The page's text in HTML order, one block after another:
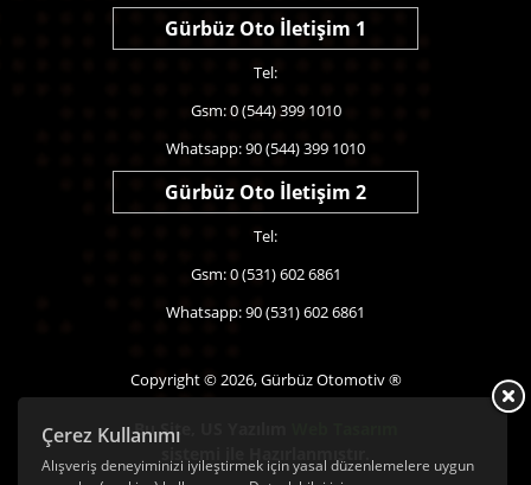
Çerez Kullanımı
Alışveriş deneyiminizi iyileştirmek için yasal düzenlemelere uygun
Gürbüz Oto İletişim 1
Tel:
Gsm: 0 (544) 399 1010
Whatsapp: 90 (544) 399 1010
Gürbüz Oto İletişim 2
Tel:
Gsm: 0 (531) 602 6861
Whatsapp: 90 (531) 602 6861
Copyright © 2026, Gürbüz Otomotiv ®
Bu Site,